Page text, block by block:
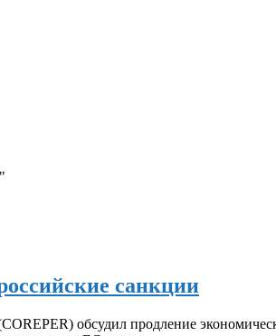
санкции
обсудил продление